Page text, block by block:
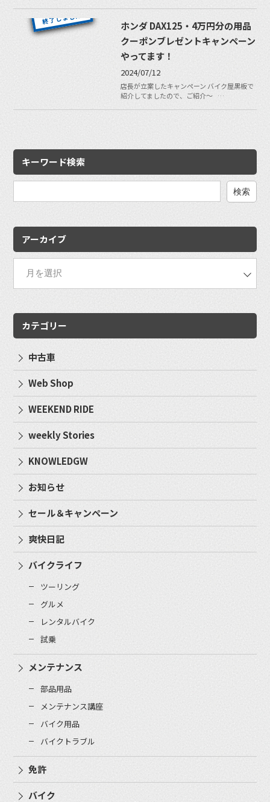
ホンダ DAX125・4万円分の用品
クーポンブレゼントキャンペーン
やってます！
2024/07/12
店長が立案したキャンペーン バイク屋黒板で
紹介してましたので、ご紹介〜 …
キーワード検索
アーカイブ
カテゴリー
中古車
Web Shop
WEEKEND RIDE
weekly Stories
KNOWLEDGW
お知らせ
セール＆キャンペーン
爽快日記
バイクライフ
ツーリング
グルメ
レンタルバイク
試乗
メンテナンス
部品用品
メンテナンス講座
バイク用品
バイクトラブル
免許
バイク